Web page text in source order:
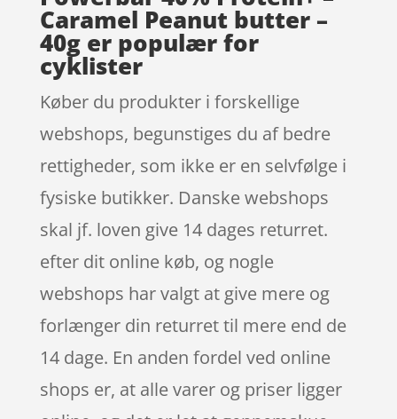
Caramel Peanut butter –
40g er populær for
cyklister
Køber du produkter i forskellige
webshops, begunstiges du af bedre
rettigheder, som ikke er en selvfølge i
fysiske butikker. Danske webshops
skal jf. loven give 14 dages returret.
efter dit online køb, og nogle
webshops har valgt at give mere og
forlænger din returret til mere end de
14 dage. En anden fordel ved online
shops er, at alle varer og priser ligger